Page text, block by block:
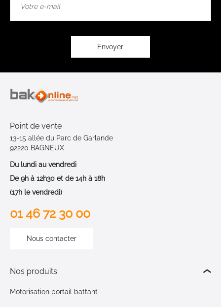
Envoyer
Point de vente
13-15 allée du Parc de Garlande
92220 BAGNEUX
Du lundi au vendredi
De 9h à 12h30 et de 14h à 18h
(17h le vendredi)
01 46 72 30 00
Nous contacter
Nos produits
Motorisation portail battant